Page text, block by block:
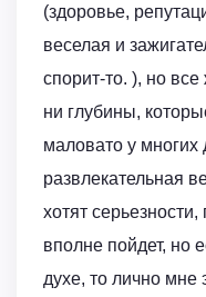
(здоровье,
веселая и
спорит-то. ), но
ни глубины,
маловато у многих
развлекательная
хотят
вполне пойдет, но
духе, то лично